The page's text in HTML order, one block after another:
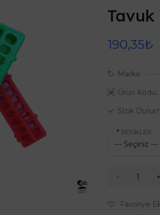
Tavuk
190,35₺
Marka:
Ürün Kodu:
Stok
RENKLER
Favoriye